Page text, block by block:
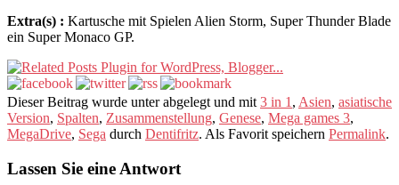
Extra(s) : Kartusche mit Spielen Alien Storm, Super Thunder Blade
ein Super Monaco GP.
Dieser Beitrag wurde unter abgelegt und mit3 in 1, Asien, asiatische
Version, Spalten, Zusammenstellung, Genese, Mega games 3,
MegaDrive, Sega durch Dentifritz. Als Favorit speichern Permalink.
Lassen Sie eine Antwort